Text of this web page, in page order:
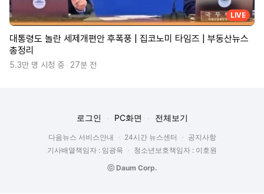
LIVE
대통령도 놀란 세제개편안 후폭풍 | 집코노미 타임즈 | 부동산뉴스
총정리
5.3만 명 시청 중 27분 전
로그인 PC화면 전체보기
다음뉴스 서비스안내 24시간 뉴스센터
공지사항
기사배열책임자 : 임광욱
청소년보호책임자 : 이호원
ⓒ Daum Corp.